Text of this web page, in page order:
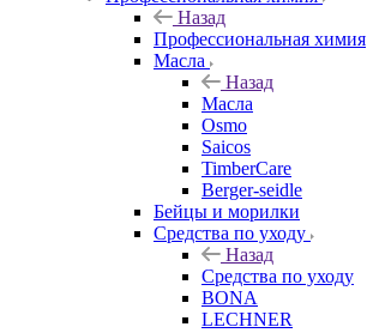
Назад
Профессиональная химия
Масла
Назад
Масла
Osmo
Saicos
TimberCare
Berger-seidle
Бейцы и морилки
Средства по уходу
Назад
Средства по уходу
BONA
LECHNER